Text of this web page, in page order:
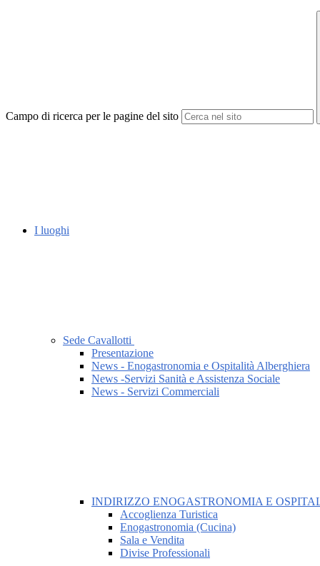
Campo di ricerca per le pagine del sito
I luoghi
Sede Cavallotti
Presentazione
News - Enogastronomia e Ospitalità Alberghiera
News -Servizi Sanità e Assistenza Sociale
News - Servizi Commerciali
INDIRIZZO ENOGASTRONOMIA E
Accoglienza Turistica
Enogastronomia (Cucina)
Sala e Vendita
Divise Professionali